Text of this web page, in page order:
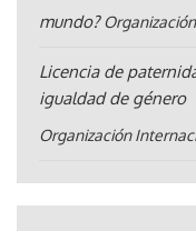
mundo?
Licencia de
igualdad de género
Organización